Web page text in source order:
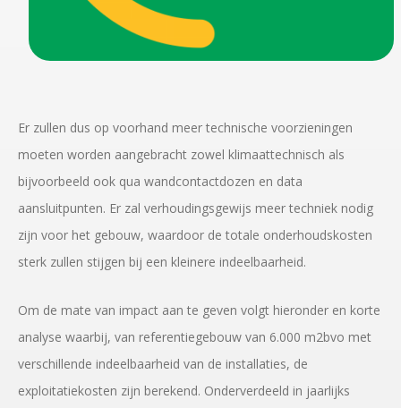
Er zullen dus op voorhand meer technische voorzieningen
moeten worden aangebracht zowel klimaattechnisch als
bijvoorbeeld ook qua wandcontactdozen en data
aansluitpunten. Er zal verhoudingsgewijs meer techniek nodig
zijn voor het gebouw, waardoor de totale onderhoudskosten
sterk zullen stijgen bij een kleinere indeelbaarheid.
Om de mate van impact aan te geven volgt hieronder en korte
analyse waarbij, van referentiegebouw van 6.000 m2bvo met
verschillende indeelbaarheid van de installaties, de
exploitatiekosten zijn berekend. Onderverdeeld in jaarlijks